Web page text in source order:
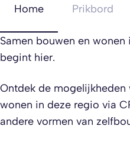
Home Prikbord
Samen bouwen en
begint hier.
Ontdek de mogelijkheden
wonen in deze regio via
andere vormen van